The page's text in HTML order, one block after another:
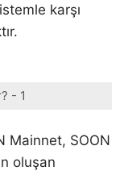
karşı
- 1
Mainnet, SOON
oluşan